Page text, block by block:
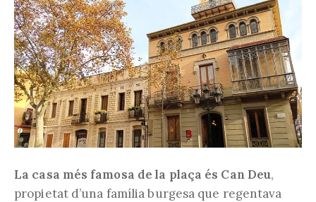
La casa més famosa de la plaça és Can Deu,
propietat d’una família burgesa que regentava